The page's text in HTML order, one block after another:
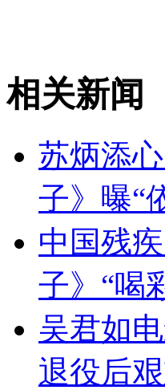
相关新闻
苏炳添
子》曝“
中国残
子》“喝
吴君如
退役后